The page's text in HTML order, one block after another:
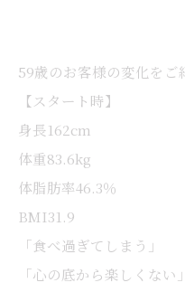
59歳のお客様の変化をご
【スタート時】
身長162cm
体重83.6kg
体脂肪率46.3％
BMI31.9
「食べ過ぎてしまう」
「心の底から楽しくない」